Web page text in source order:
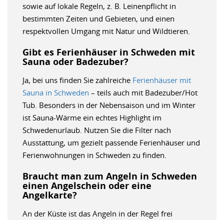
sowie auf lokale Regeln, z. B. Leinenpflicht in
bestimmten Zeiten und Gebieten, und einen
respektvollen Umgang mit Natur und Wildtieren.
Gibt es Ferienhäuser in Schweden mit
Sauna oder Badezuber?
Ja, bei uns finden Sie zahlreiche Ferienhäuser mit
Sauna in Schweden – teils auch mit Badezuber/Hot
Tub. Besonders in der Nebensaison und im Winter
ist Sauna-Wärme ein echtes Highlight im
Schwedenurlaub. Nutzen Sie die Filter nach
Ausstattung, um gezielt passende Ferienhäuser und
Ferienwohnungen in Schweden zu finden.
Braucht man zum Angeln in Schweden
einen Angelschein oder eine
Angelkarte?
An der Küste ist das Angeln in der Regel frei